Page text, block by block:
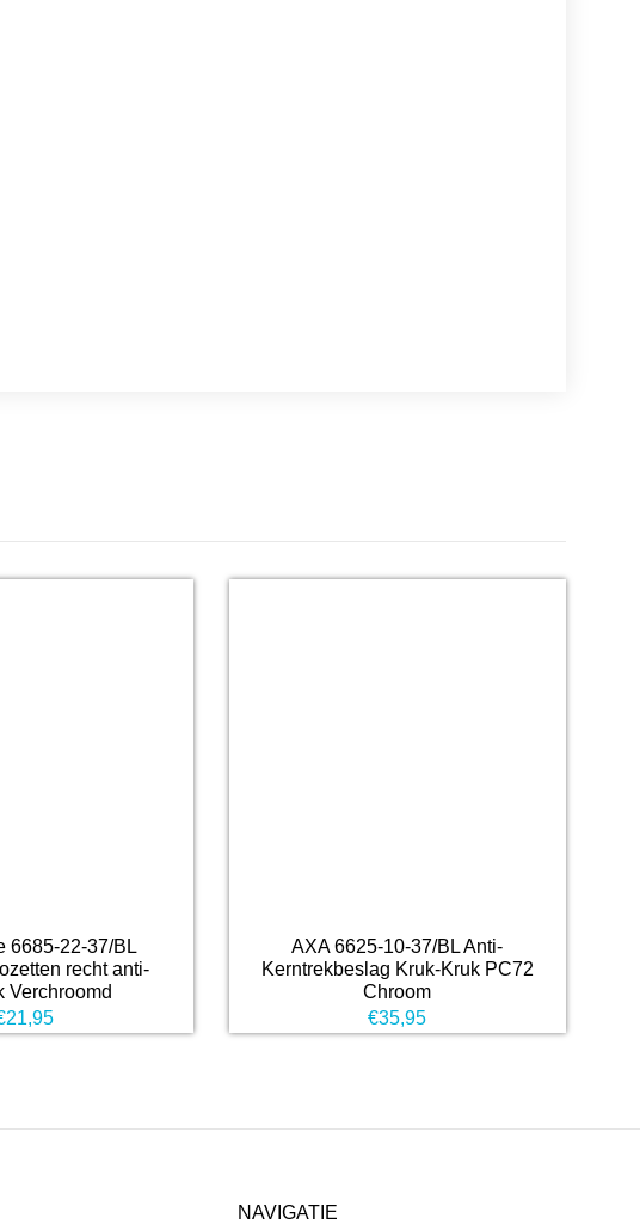
6685-22-37/BL
recht anti-
Verchroomd
21,95
AXA 6625-10-37/BL Anti-
Kerntrekbeslag Kruk-Kruk PC72
Chroom
€35,95
NAVIGATIE